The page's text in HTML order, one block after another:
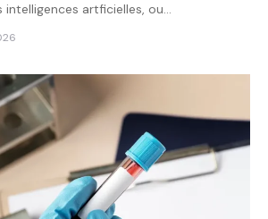
intelligences artficielles, ou…